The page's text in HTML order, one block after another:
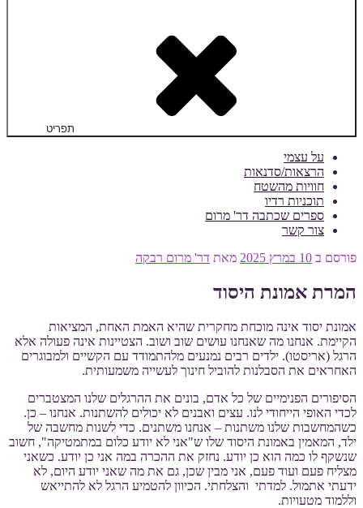
תפריט
על עצמי
הרצאות/סדנאות
חוויות מהשטח
תוכניות רדיו
ספרים שכתבה דר' מרום
צור קשר
פורסם ב 10 במרץ 2025 מאת דר' מרום רבקה
המרת אמונת היסוד
אמונת יסוד אינה מוכחת מחקרית שהיא האמת האחת, המציאות
הקיימת. אנחנו מה שאנחנו עושים שוב ושוב. הצטיינות אינה פעולה אלא
הרגל (אריסטו). ילדים רבים נמנעים מלהתמודד עם הקשיים ולמבוגרים
האחראים את הסבלנות להוביל חינוך לעשייה משמעותית.
הסיפורים הפנימיים של כל אדם, בונים את ההרגלים שלנו המצטברים
לכדי האופי הייחודי לנו. עצים ואבנים לא יכולים להשתנות. אנחנו – כן.
כשהמחשבות שלנו משתנות – אנחנו משתנים. כדי לשנות מחשבה של
ילד, המאמין באמונת היסוד שלו ש"אני לא יודע כלום במתמטיקה", חשוב
שנשקף לו כמה הוא כן יודע. נחזק את ההכרה במה אני כן יודע. כשאני
מצליח פעם ועוד פעם, אני מבין שכן, גם את מה שאני יודע היום, לא
ידעתי אתמול. למדתי והצלחתי. הכיוון להטמיע הרגל לא להתייאש
וללמוד מטעויות.